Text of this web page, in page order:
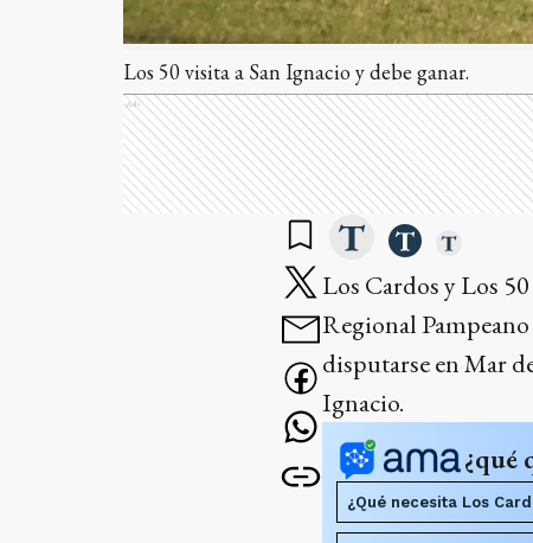
Los 50 visita a San Ignacio y debe ganar.
Ads
Los Cardos y Los
Regional
disputarse en Mar
Ignacio.
¿qué
¿Qué necesita Los